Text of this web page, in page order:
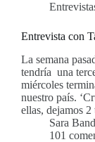
Entrevista con
La semana
tendría una
miércoles
nuestro país.
ellas, dejamos
Sara
101